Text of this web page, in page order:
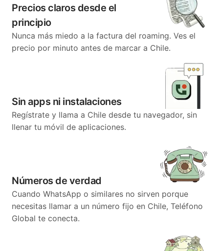
Precios claros desde el
principio
Nunca más miedo a la factura del roaming. Ves el
precio por minuto antes de marcar a Chile.
Sin apps ni instalaciones
Regístrate y llama a Chile desde tu navegador, sin
llenar tu móvil de aplicaciones.
Números de verdad
Cuando WhatsApp o similares no sirven porque
necesitas llamar a un número fijo en Chile, Teléfono
Global te conecta.